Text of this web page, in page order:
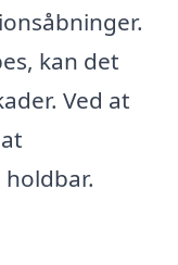
kan det
Ved at